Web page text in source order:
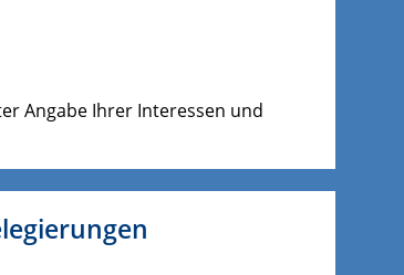
Angabe Ihrer Interessen und